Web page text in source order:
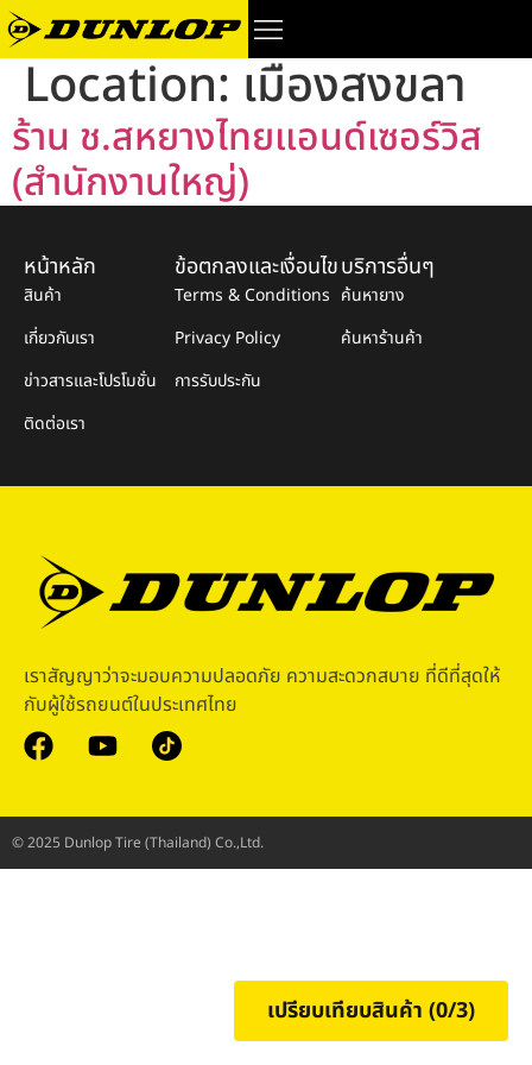
Location: เมืองสงขลา
ร้าน ช.สหยางไทยแอนด์เซอร์วิส
(สำนักงานใหญ่)
© 2025 Dunlop Tire (Thailand) Co.,Ltd.
เราสัญญาว่าจะมอบความปลอดภัย ความสะดวกสบาย ที่ดีที่สุดให้
กับผู้ใช้รถยนต์ในประเทศไทย
หน้าหลัก
สินค้า
เกี่ยวกับเรา
ข่าวสารและโปรโมชั่น
ติดต่อเรา
ข้อตกลงและเงื่อนไข
Terms & Conditions
Privacy Policy
การรับประกัน
บริการอื่นๆ
ค้นหายาง
ค้นหาร้านค้า
เปรียบเทียบสินค้า (0/3)